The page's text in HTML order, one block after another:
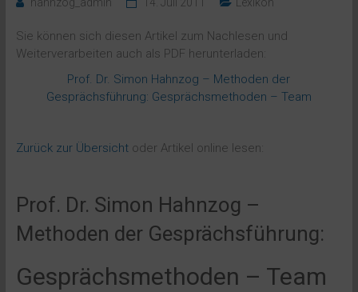
Sie können sich diesen Artikel zum Nachlesen und
Weiterverarbeiten auch als PDF herunterladen:
Prof. Dr. Simon Hahnzog – Methoden der
Gesprächsführung: Gesprächsmethoden – Team
Zurück zur Übersichtoder Artikel online lesen:
Prof. Dr. Simon Hahnzog –
Methoden der Gesprächsführung:
Gesprächsmethoden – Team